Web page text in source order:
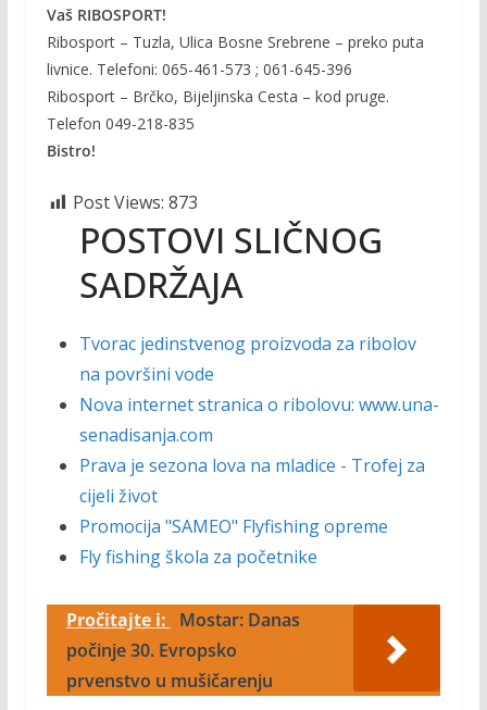
Vaš RIBOSPORT!
Ribosport – Tuzla, Ulica Bosne Srebrene – preko puta
livnice. Telefoni: 065-461-573 ; 061-645-396
Ribosport – Brčko, Bijeljinska Cesta – kod pruge.
Telefon 049-218-835
Bistro!
Post Views: 873
POSTOVI SLIČNOG
SADRŽAJA
Tvorac jedinstvenog proizvoda za ribolov
na površini vode
Nova internet stranica o ribolovu: www.una-
senadisanja.com
Prava je sezona lova na mladice - Trofej za
cijeli život
Promocija "SAMEO" Flyfishing opreme
Fly fishing škola za početnike
Pročitajte i:
Mostar: Danas
počinje 30. Evropsko
prvenstvo u mušičarenju